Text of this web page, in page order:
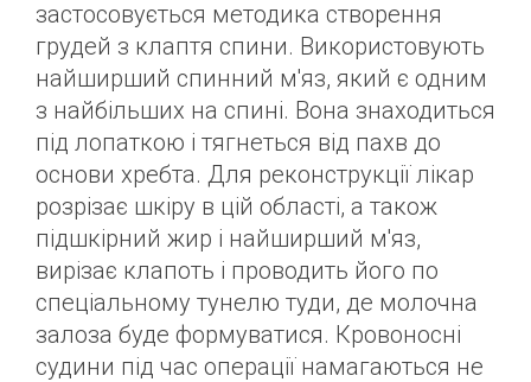
застосовується методика створення
грудей з клаптя спини. Використовують
найширший спинний м'яз, який є одним
з найбільших на спині. Вона знаходиться
під лопаткою і тягнеться від пахв до
основи хребта. Для реконструкції лікар
розрізає шкіру в цій області, а також
підшкірний жир і найширший м'яз,
вирізає клапоть і проводить його по
спеціальному тунелю туди, де молочна
залоза буде формуватися. Кровоносні
судини під час операції намагаються не